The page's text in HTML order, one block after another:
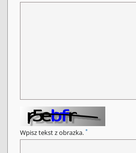
Wpisz tekst z obrazka. *